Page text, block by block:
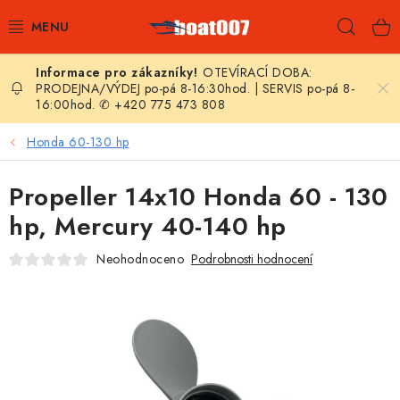
na
E-SHOP
AKČNÍ SLEVY
ZPRAVODAJ
KONTAKTY
NAFUKOVACÍ ČLUNY
OTEVÍRACÍ DOBA:
PRODEJNA/VÝDEJ po-pá 8-16:30hod. | SERVIS po-pá 8-
16:00hod. ✆ +420 775 473 808
Honda 60-130 hp
Propeller 14x10 Honda 60 - 130
hp, Mercury 40-140 hp
Neohodnoceno Podrobnosti hodnocení